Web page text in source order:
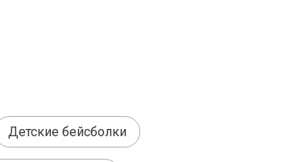
Детские бейсболки